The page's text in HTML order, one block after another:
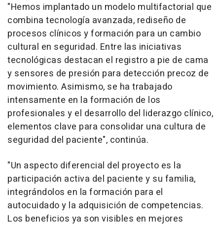
"Hemos implantado un modelo multifactorial que
combina tecnología avanzada, rediseño de
procesos clínicos y formación para un cambio
cultural en seguridad. Entre las iniciativas
tecnológicas destacan el registro a pie de cama
y sensores de presión para detección precoz de
movimiento. Asimismo, se ha trabajado
intensamente en la formación de los
profesionales y el desarrollo del liderazgo clínico,
elementos clave para consolidar una cultura de
seguridad del paciente", continúa.
"Un aspecto diferencial del proyecto es la
participación activa del paciente y su familia,
integrándolos en la formación para el
autocuidado y la adquisición de competencias.
Los beneficios ya son visibles en mejores